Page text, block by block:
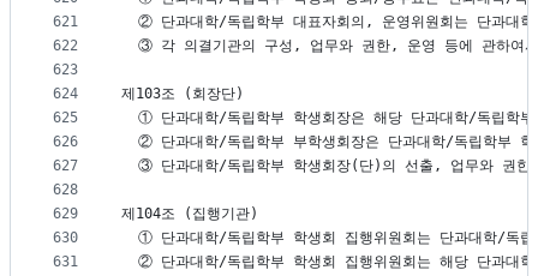
621
622
623
624
625
626
627
628
629
630
631
② 단과대학/독립학부 대표자회의, 운영위원회는 단과대
③ 각 의결기관의 구성, 업무와 권한, 운영 등에 관하여
제103조 (회장단)
① 단과대학/독립학부 학생회장은 해당 단과대학/독립학
② 단과대학/독립학부 부학생회장은 단과대학/독립학부
③ 단과대학/독립학부 학생회장(단)의 선출, 업무와 권한
제104조 (집행기관)
① 단과대학/독립학부 학생회 집행위원회는 단과대학/독
② 단과대학/독립학부 학생회 집행위원회는 해당 단과대